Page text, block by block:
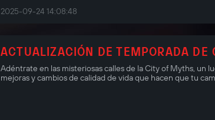
2025-09-24 14:08:48
ACTUALIZACIÓN DE TEMPORADA
Adéntrate en las misteriosas calles de la City of Myths, un
mejoras y cambios de calidad de vida que hacen que tu